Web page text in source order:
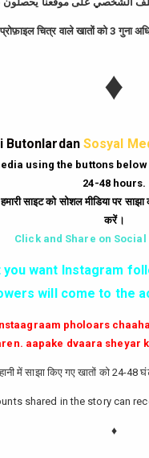
Dakika'da
Dakika
GİRİŞ YAP
✔✔✔ AKTİF TAKİPCİ
bir çok kullanıcının
ve geçimlerini bu
seviyelere
प्रोफ़ाइल चित्र वाले खातों को 3 गुना
♦
Butonlardan Sosyal
using the buttons
24-48 hours.
साइट को सोशल मीडिया पर
करें।
Click and Share on
you want Instagram
will come to the
pholoars
aapake dvaara sheyar
में साझा किए गए खातों को 24-48
shared in the story can
♦